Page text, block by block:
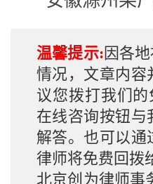
温馨提示:因各
情况，文章内容
议您拨打我们
在线咨询按钮与
解答。也可以通
律师将免费回拨
北京创为律师